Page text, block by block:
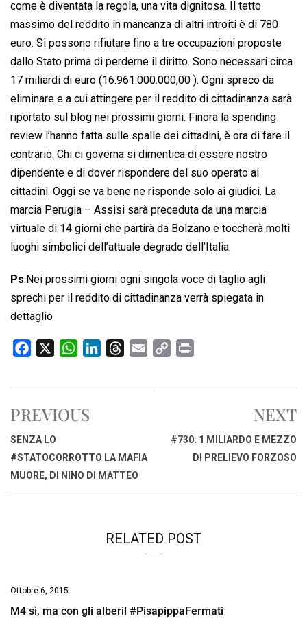
come è diventata la regola, una vita dignitosa. Il tetto
massimo del reddito in mancanza di altri introiti è di 780
euro. Si possono rifiutare fino a tre occupazioni proposte
dallo Stato prima di perderne il diritto. Sono necessari circa
17 miliardi di euro (16.961.000.000,00 ). Ogni spreco da
eliminare e a cui attingere per il reddito di cittadinanza sarà
riportato sul blog nei prossimi giorni. Finora la spending
review l’hanno fatta sulle spalle dei cittadini, è ora di fare il
contrario. Chi ci governa si dimentica di essere nostro
dipendente e di dover rispondere del suo operato ai
cittadini. Oggi se va bene ne risponde solo ai giudici. La
marcia Perugia – Assisi sarà preceduta da una marcia
virtuale di 14 giorni che partirà da Bolzano e toccherà molti
luoghi simbolici dell’attuale degrado dell’Italia.
Ps:Nei prossimi giorni ogni singola voce di taglio agli
sprechi per il reddito di cittadinanza verrà spiegata in
dettaglio
c
b
o
o
k
W
a
s
p
p
n
I
n
r
s
a
p
i
i
PREVIOUS
SENZA LO
#STATOCORROTTO LA MAFIA
MUORE, DI NINO DI MATTEO
NEXT
#730: 1 MILIARDO E MEZZO
DI PRELIEVO FORZOSO
RELATED POST
Ottobre 6, 2015
M4 sì, ma con gli alberi! #PisapippaFermati